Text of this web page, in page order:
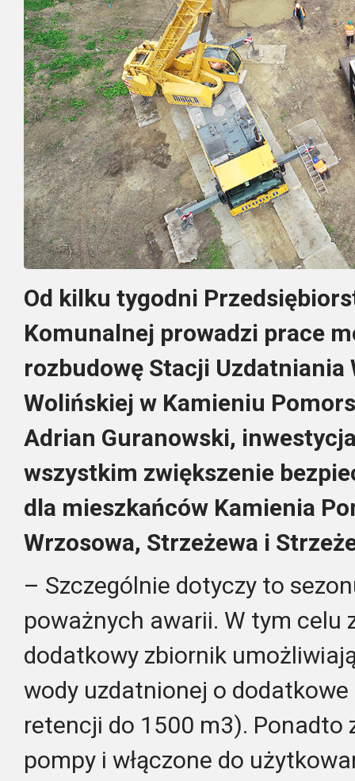
Od kilku tygodni
Komunalnej prowadzi prace
rozbudowę Stacji Uzdatniania
Wolińskiej w Kamieniu
Adrian Guranowski,
wszystkim zwiększenie
dla mieszkańców Kamienia
Wrzosowa, Strzeżewa i
– Szczególnie dotyczy to
poważnych awarii. W tym celu
dodatkowy zbiornik
wody uzdatnionej o
retencji do 1500 m3). Ponadto
pompy i włączone do